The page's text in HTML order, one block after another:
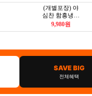
SAVE BIG
전체혜택